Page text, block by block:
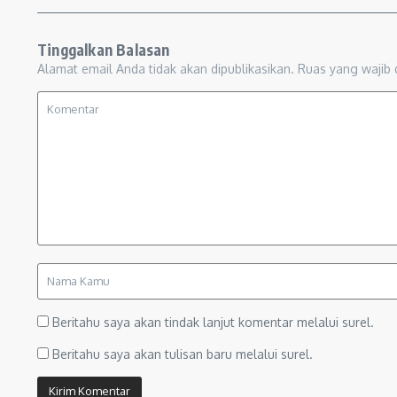
Tinggalkan Balasan
Alamat email Anda tidak akan dipublikasikan. Ruas yang wajib
Beritahu saya akan tindak lanjut komentar melalui surel.
Beritahu saya akan tulisan baru melalui surel.